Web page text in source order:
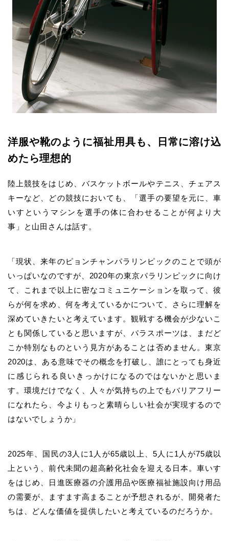
洋服や靴のように福祉用具も、日常に溶け込
めたら理想的
陸上競技をはじめ、バスケットボールやテニス、チェアス
キーなど、どの競技においても、「選手の要望を元に、車
いすというマシンを選手の体に合わせることが何より大
事」と山田さんは話す。
「現状、来年のピョンチャンパラリンピックのことで頭が
いっぱいなのですが、 2020年の東京パラリンピックに向け
て、これまで以上に密なコミュニケーションを取って、彼
らが何を求め、何を考えているかについて、さらに理解を
深めていきたいと考えています。観戦する機会が少ないこ
とも関係していると思いますが、パラスポーツは、まだど
こか特別なものという見方があることは否めません。東京
2020は、ある意味でその概念を打破し、誰にとっても身近
に感じられる良いきっかけになるのではないかと思いま
す。環境だけでなく、人々が気持ちの上でもバリアフリー
になれたら、今よりもっと素晴らしい社会が実現するので
はないでしょうか」
2025年、国民の3人に1人が65歳以上、5人に1人が75歳以
上という、前代未聞の超高齢化社会を迎える日本。車いす
をはじめ、日進医療器の介護用品や医療福祉施設向け用品
の需要が、ますます高まることが予想されるが、開発者た
ちは、どんな価値を提供したいと考えているのだろうか。